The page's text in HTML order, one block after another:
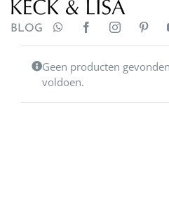
BLOG
Geen producten
voldoen.